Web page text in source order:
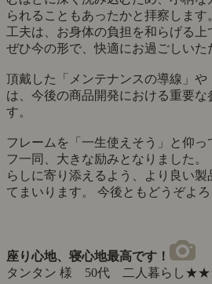
られることもあったかと拝察しま
工夫は、お身体の負担を和らげる
ぜひ今の形で、快適にお過ごしいた
頂戴した「メンテナンスの導線」
は、今後の商品開発における重要な
す。
フレームを「一生使えそう」と仰
フ一同、大きな励みとなりました
らしに寄り添えるよう、より良い
てまいります。 今後ともどうぞよ
座り心地、寝心地最高です！
タンタン 様 50代 二人暮らし